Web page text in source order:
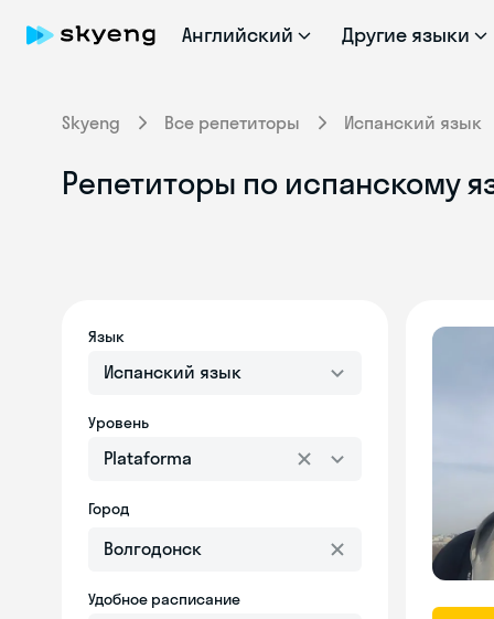
Английский Другие языки
Skyeng Все репетиторы Испанский язык
Репетиторы по испанскому
Язык
Испанский язык
Уровень
Plataforma
Город
Удобное расписание